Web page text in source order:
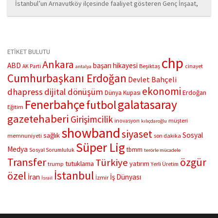
İstanbul’un Arnavutköy ilçesinde faaliyet gösteren Genç İnşaat,
kurucusu İbrahim Nalcı liderliğinde sektöre yeni bir soluk
ETİKET BULUTU
ABD AK Parti Ankara antalya başarı hikayesi Beşiktaş chp cinayet
Cumhurbaşkanı Erdoğan Devlet Bahçeli
dhapress dijital dönüşüm Dünya Kupası ekonomi Erdoğan
Eğitim Fenerbahçefutbolgalatasaray
gazetehaberi Girişimcilik inovasyon kılıçdaroğlu müşteri
memnuniyeti sağlık showbandsiyaset son dakika Sosyal
Medya Sosyal Sorumluluk Süper Lig tbmm terörle mücadele
Transfer trump tutuklama Türkiye yatırım Yerli Üretim özgür
özel İran İsrail İstanbul İzmir İş Dünyası